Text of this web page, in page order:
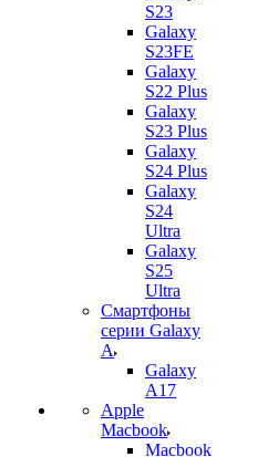
S23
Galaxy
S23FE
Galaxy
S22 Plus
Galaxy
S23 Plus
Galaxy
S24 Plus
Galaxy
S24
Ultra
Galaxy
S25
Ultra
Смартфоны
серии Galaxy
A
Galaxy
A17
Apple
Macbook
Macbook